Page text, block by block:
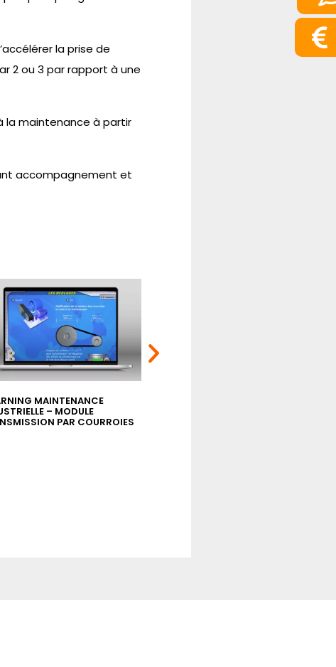
la prise de
2 ou 3 par rapport à une
la maintenance à partir
accompagnement et
MAINTENANCE
– MODULE
PAR COURROIES